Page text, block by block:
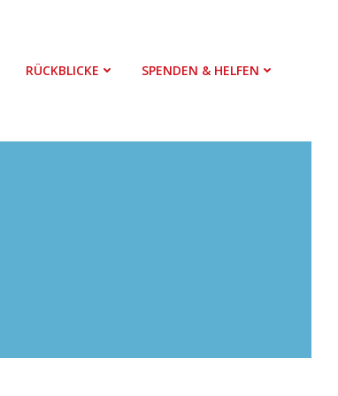
RÜCKBLICKE SPENDEN & HELFEN